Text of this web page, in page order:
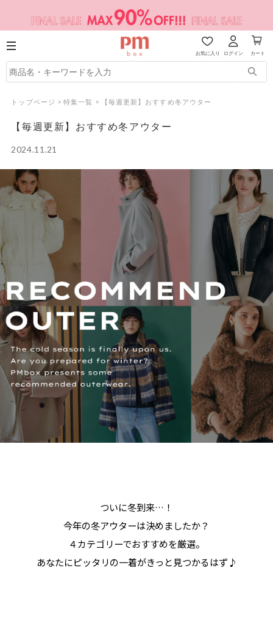
お気に入り ログイン カート
トップページ > 特集一覧 > 【毎週更新】おすすめ冬アウター
【毎週更新】おすすめ冬アウター
2024.11.21
ついに冬到来…！
今年の冬アウターは決めましたか？
４カテゴリーでおすすめを厳選。
あなたにピッタリの一着がきっと見つかるはず♪